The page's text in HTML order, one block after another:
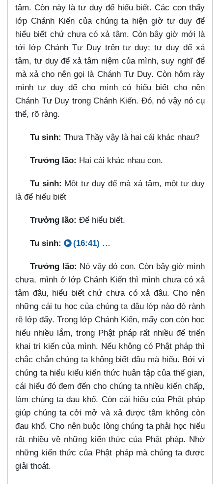
tâm. Còn này là tư duy để hiểu biết. Các con thấy
lớp Chánh Kiến của chúng ta hiện giờ tư duy để
hiểu biết chứ chưa có xả tâm. Còn bây giờ mới là
tới lớp Chánh Tư Duy trên tư duy; tư duy để xả
tâm, tư duy để xả tâm niệm của mình, suy nghĩ để
mà xả cho nên gọi là Chánh Tư Duy. Còn hôm rày
mình tư duy để cho mình có hiểu biết cho nên
Chánh Tư Duy trong Chánh Kiến. Đó, nó vậy nó cụ
thể, rõ ràng.
Tu sinh: Thưa Thầy vậy là hai cái khác nhau?
Trưởng lão: Hai cái khác nhau con.
Tu sinh: Một tư duy để mà xả tâm, một tư duy
là để hiểu biết
Trưởng lão: Để hiểu biết.
Tu sinh: (16:41) …​
Trưởng lão: Nó vậy đó con. Còn bây giờ mình
chưa, mình ở lớp Chánh Kiến thì mình chưa có xả
tâm đâu, hiểu biết chứ chưa có xả đâu. Cho nên
những cái tu học của chúng ta đâu lớp nào đó rành
rẽ lớp đấy. Trong lớp Chánh Kiến, mấy con còn học
hiểu nhiều lắm, trong Phật pháp rất nhiều để triển
khai tri kiến của mình. Nếu không có Phật pháp thì
chắc chắn chúng ta không biết đâu mà hiểu. Bởi vì
chúng ta hiểu kiểu kiến thức huân tập của thế gian,
cái hiểu đó đem đến cho chúng ta nhiều kiến chấp,
làm chúng ta đau khổ. Còn cái hiểu của Phật pháp
giúp chúng ta cởi mở và xả được tâm không còn
đau khổ. Cho nên buộc lòng chúng ta phải học hiểu
rất nhiều về những kiến thức của Phật pháp. Nhờ
những kiến thức của Phật pháp mà chúng ta được
giải thoát.